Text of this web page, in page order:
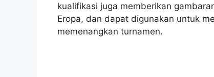
kualifikasi juga memberikan
Eropa, dan dapat digunakan untuk
memenangkan turnamen.